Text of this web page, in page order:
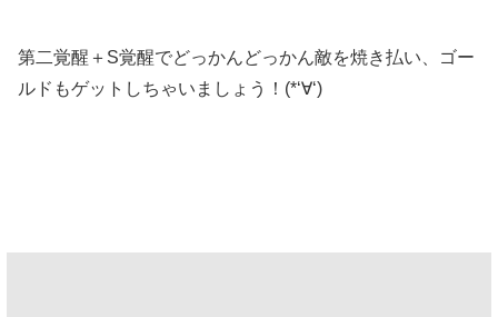
第二覚醒＋S覚醒でどっかんどっかん敵を焼き払い、ゴー
ルドもゲットしちゃいましょう！(*‘∀‘)